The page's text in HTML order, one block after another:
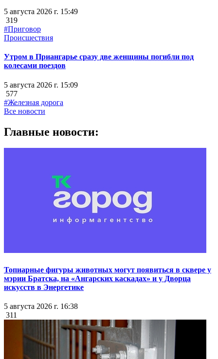
5 августа 2026 г. 15:49
319
#Приговор
Происшествия
Утром в Приангарье сразу две женщины погибли под
колесами поездов
5 августа 2026 г. 15:09
577
#Железная дорога
Все новости
Главные новости:
Топиарные фигуры животных могут появиться в сквере у
мэрии Братска, на «Ангарских каскадах» и у Дворца
искусств в Энергетике
5 августа 2026 г. 16:38
311